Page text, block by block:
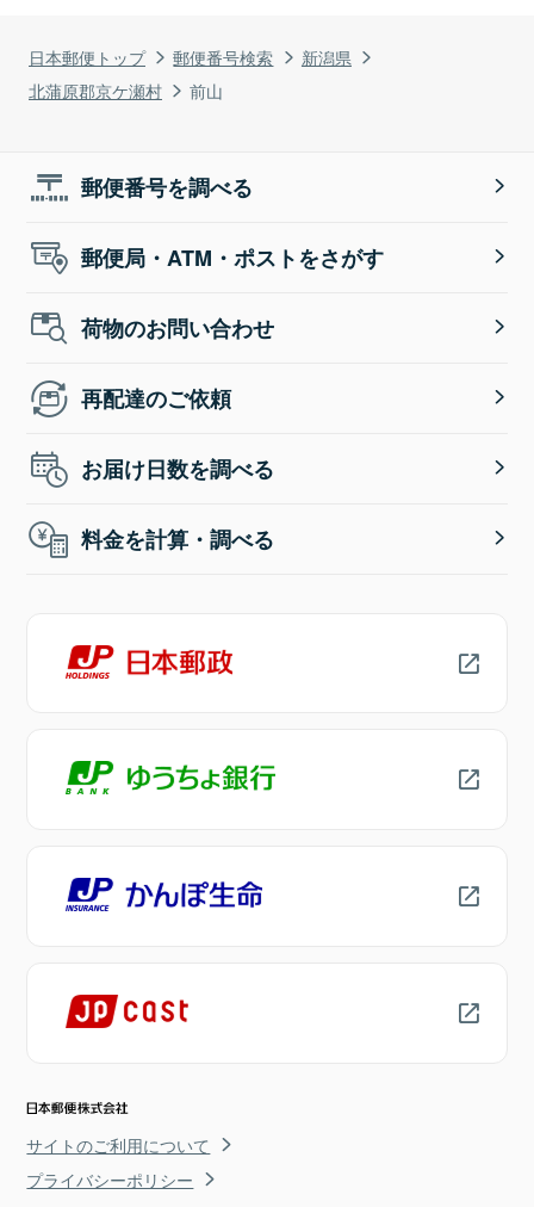
日本郵便トップ 郵便番号検索
新潟県
北蒲原郡京ケ瀬村
前山
郵便番号を調べる
郵便局・ATM・ポストをさがす
荷物のお問い合わせ
再配達のご依頼
お届け日数を調べる
料金を計算・調べる
サイトのご利用について
プライバシーポリシー